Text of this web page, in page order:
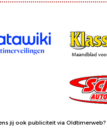
jij ook publiciteit via Oldtimerweb?